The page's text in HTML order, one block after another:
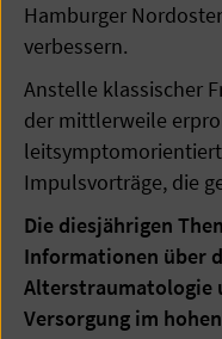
Hamburger
verbessern.
Anstelle klassischer
der mittlerweile
Impulsvorträge, die
Die diesjährigen
Informationen über
Alterstraumatologie
Versorgung im